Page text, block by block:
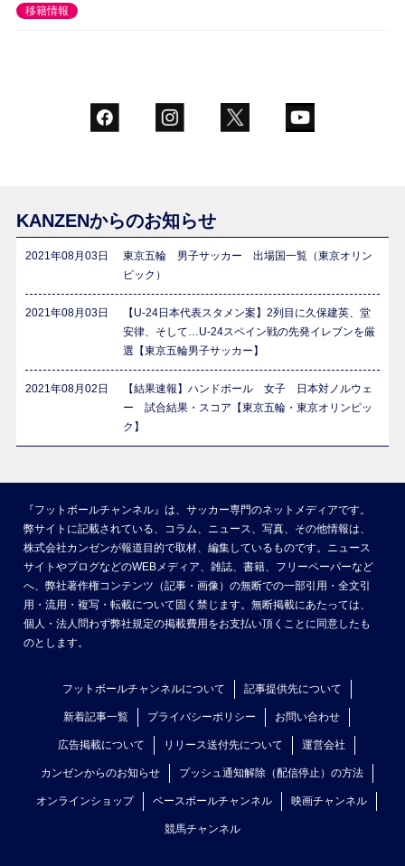
移籍情報
KANZENからのお知らせ
2021年08月03日
東京五輪 男子サッカー 出場国一覧（東京オリン
ピック）
2021年08月03日
【U-24日本代表スタメン案】2列目に久保建英、堂
安律、そして…U-24スペイン戦の先発イレブンを厳
選【東京五輪男子サッカー】
2021年08月02日
【結果速報】ハンドボール 女子 日本対ノルウェ
ー 試合結果・スコア【東京五輪・東京オリンピッ
ク】
『フットボールチャンネル』は、サッカー専門のネットメディアです。
弊サイトに記載されている、コラム、ニュース、写真、その他情報は、
株式会社カンゼンが報道目的で取材、編集しているものです。ニュース
サイトやブログなどのWEBメディア、雑誌、書籍、フリーペーパーなど
へ、弊社著作権コンテンツ（記事・画像）の無断での一部引用・全文引
用・流用・複写・転載について固く禁じます。無断掲載にあたっては、
個人・法人問わず弊社規定の掲載費用をお支払い頂くことに同意したも
のとします。
フットボールチャンネルについて 記事提供先について
新着記事一覧 プライバシーポリシー お問い合わせ
広告掲載について リリース送付先について 運営会社
カンゼンからのお知らせ プッシュ通知解除（配信停止）の方法
オンラインショップ ベースボールチャンネル 映画チャンネル
競馬チャンネル